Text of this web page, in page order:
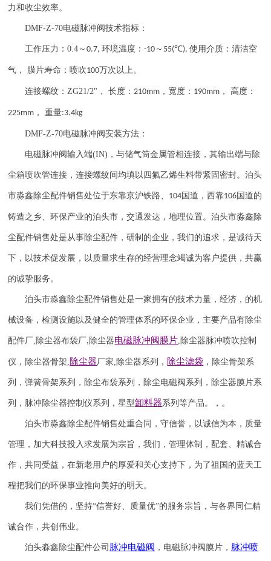
力和收尘效率。
DMF-Z-70电磁脉冲阀技术指标：
工作压力：0.4 ～0.7,环境温度：-10 ～ 55(℃),使用介质：清洁空
气， 膜片寿命：喷吹100万次以上。
连接螺纹：ZG21/2" ， 长度：210mm ，宽度： 190mm ， 高度：
225mm ， 重量:3.4kg
DMF-Z-70电磁脉冲阀安装方法：
电磁脉冲阀输入端(IN) ，与储气筒金属管相连接，其输出端与除
尘箱喷吹管连接，连接螺纹间均填以四氟乙烯生料带紧固密封。泊头
市淼鑫除尘配件销售处位于东靠京沪铁路、 104 国道，西靠106 国道的
铸造之乡、环保产业的泊头市，交通发达，地理位置。泊头市淼鑫除
尘配件销售处是从事除尘配件，研制的企业，我们的追求，是诚待天
下，以技术促发展，以质量求生存的经营理念竭诚为客户提供，共赢
的诚挚服务。
泊头市淼鑫除尘配件销售处是一家拥有的技术力量，经济，的机
械设备，检测设施以及健全的管理体系的环保企业，主要产品有除尘
配件厂, 除尘器布袋厂, 除尘器电磁脉冲阀膜片, 除尘器脉冲喷吹控制
仪 ， 除尘器骨架,除尘器厂家, 除尘器系列， 除尘滤袋 ，除尘骨架系
列，弹簧骨架系列，除尘布袋系列，除尘电磁阀系列，除尘器膜片系
列，脉冲除尘器控制仪系列，星型卸料器系列等产品。，。
泊头市淼鑫除尘配件销售处重合同，守信誉，以诚信为本，质量
管理，加大科技投入求发展为宗旨，我们，管理体制，配套、精诚合
作，共同受益，在新老用户的厚爱和关心支持下，为了祖国的蓝天工
程把我们的环保事业推向美好的明天。
我们凭借的，坚持“信誉好、质量优”的服务宗旨，与各界同仁精
诚合作，共创伟业。
泊头淼鑫除尘配件公司 脉冲电磁阀 ，电磁脉冲阀膜片， 脉冲喷